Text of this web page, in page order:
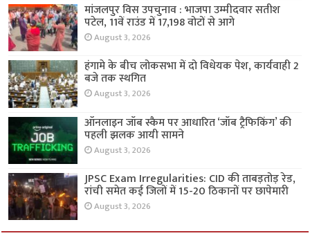
मांजलपुर विस उपचुनाव : भाजपा उम्मीदवार सतीश
पटेल, 11वें राउंड में 17,198 वोटों से आगे
August 3, 2026
हंगामे के बीच लोकसभा में दो विधेयक पेश, कार्यवाही 2
बजे तक स्थगित
August 3, 2026
ऑनलाइन जॉब स्कैम पर आधारित ‘जॉब ट्रैफिकिंग’ की
पहली झलक आयी सामने
August 3, 2026
JPSC Exam Irregularities: CID की ताबड़तोड़ रेड,
रांची समेत कई जिलों में 15-20 ठिकानों पर छापेमारी
August 3, 2026